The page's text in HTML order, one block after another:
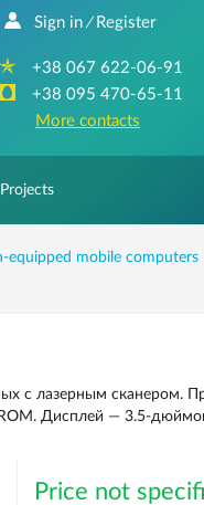
Sign in / Register
+38 067 622-06-91
+38 095 470-65-11
More contacts
Projects
equipped mobile computers
с лазерным сканером.
Дисплей — 3.5-
Price not